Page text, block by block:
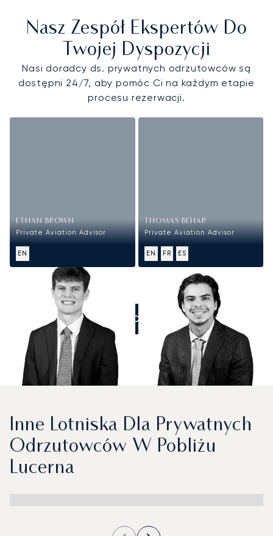
Nasz Zespół Ekspertów Do
Twojej Dyspozycji
Nasi doradcy ds. prywatnych odrzutowców są
dostępni 24/7, aby pomóc Ci na każdym etapie
procesu rezerwacji.
ETHAN BROWN
Private Aviation Advisor
EN
THOMAS BEHAR
Private Aviation Advisor
EN FR ES
ZADZWOŃCIE DO NAS
Inne Lotniska Dla Prywatnych
Odrzutowców W Pobliżu
Lucerna